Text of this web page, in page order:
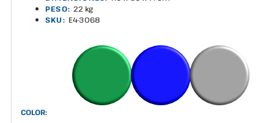
PESO: 22 kg
SKU: E4-3068
COLOR: